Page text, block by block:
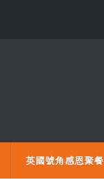
英國號角感恩聚餐